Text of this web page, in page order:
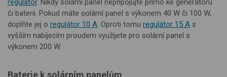
regulátor. Nikdy solární panel nepřipojujte přímo ke generátoru
či baterii. Pokud máte solární panel s výkonem 40 W či 100 W,
doplňte jej o regulátor 10 A. Oproti tomu regulátor 15 A s
vyšším nabíjecím proudem využijete pro solární panel s
výkonem 200 W.
Baterie k solárním panelům